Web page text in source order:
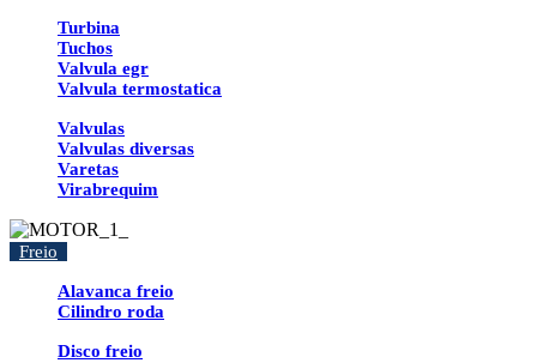
Turbina
Tuchos
Valvula egr
Valvula termostatica
Valvulas
Valvulas diversas
Varetas
Virabrequim
Freio
Alavanca freio
Cilindro roda
Disco freio